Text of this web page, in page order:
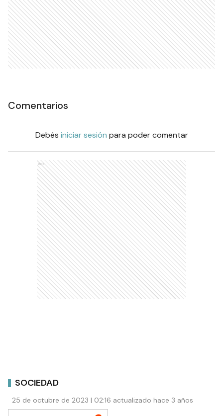
Comentarios
Debés iniciar sesión para poder comentar
Ads
SOCIEDAD
25 de octubre de 2023 | 02:16 actualizado hace 3 años